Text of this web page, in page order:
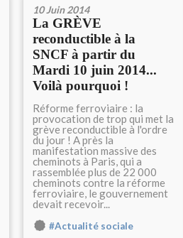
10 Juin 2014
La GRÈVE
reconductible à la
SNCF à partir du
Mardi 10 juin 2014...
Voilà pourquoi !
Réforme ferroviaire : la
provocation de trop qui met la
grève reconductible à l'ordre
du jour ! A près la
manifestation massive des
cheminots à Paris, qui a
rassemblée plus de 22 000
cheminots contre la réforme
ferroviaire, le gouvernement
devait recevoir...
#Actualité sociale